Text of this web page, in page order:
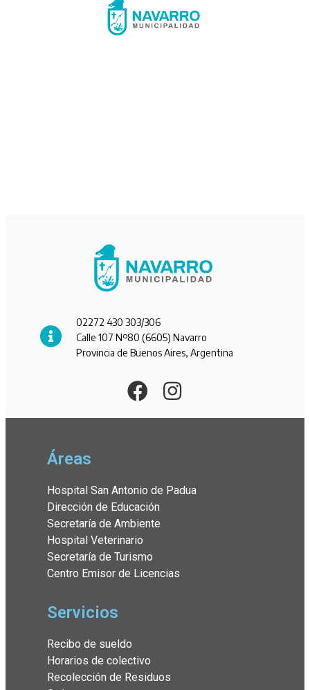
02272 430 303/306
Calle 107 Nº80 (6605) Navarro
Provincia de Buenos Aires, Argentina
Áreas
Hospital San Antonio de Padua
Dirección de Educación
Secretaría de Ambiente
Hospital Veterinario
Secretaría de Turismo
Centro Emisor de Licencias
Servicios
Recibo de sueldo
Horarios de colectivo
Recolección de Residuos